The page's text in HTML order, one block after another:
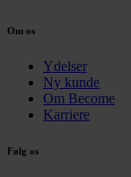
Om os
Ydelser
Ny kunde
Om Become
Karriere
Følg os